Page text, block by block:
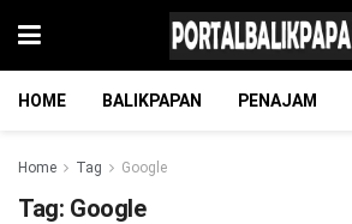
HOME BALIKPAPAN PENAJAM
Home Tag Google
Tag: Google